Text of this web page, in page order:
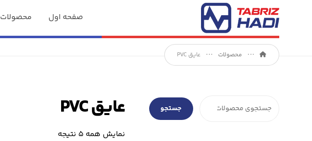
صفحه اول محصولات
محصولات عایق PVC
عایق PVC
نمایش همه ۵ نتیجه
جستجو